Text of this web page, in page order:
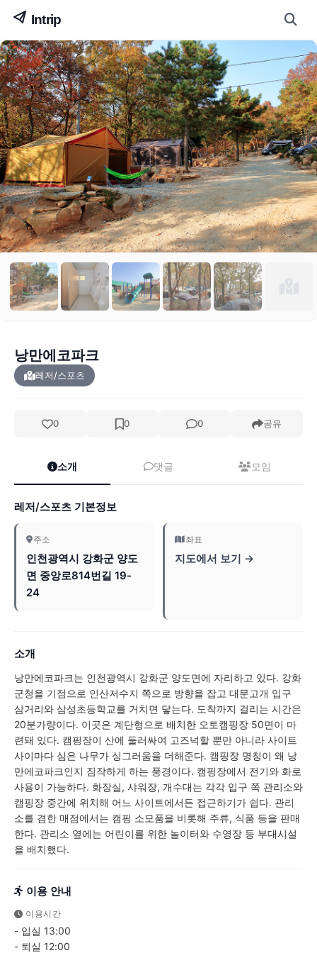
낭만에코파크
레저/스포츠
0 0 0 공유
소개 댓글 모임
레저/스포츠 기본정보
주소
인천광역시 강화군 양도
면 중앙로814번길 19-
24
좌표
지도에서 보기 →
소개
낭만에코파크는 인천광역시 강화군 양도면에 자리하고 있다. 강화
군청을 기점으로 인산저수지 쪽으로 방향을 잡고 대문고개 입구
삼거리와 삼성초등학교를 거치면 닿는다. 도착까지 걸리는 시간은
20분가량이다. 이곳은 계단형으로 배치한 오토캠핑장 50면이 마
련돼 있다. 캠핑장이 산에 둘러싸여 고즈넉할 뿐만 아니라 사이트
사이마다 심은 나무가 싱그러움을 더해준다. 캠핑장 명칭이 왜 낭
만에코파크인지 짐작하게 하는 풍경이다. 캠핑장에서 전기와 화로
사용이 가능하다. 화장실, 샤워장, 개수대는 각각 입구 쪽 관리소와
캠핑장 중간에 위치해 어느 사이트에서든 접근하기가 쉽다. 관리
소를 겸한 매점에서는 캠핑 소모품을 비롯해 주류, 식품 등을 판매
한다. 관리소 옆에는 어린이를 위한 놀이터와 수영장 등 부대시설
을 배치했다.
이용 안내
이용시간
- 입실 13:00
- 퇴실 12:00